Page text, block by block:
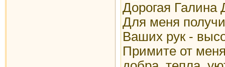
Дорогая Галина
Для меня
Ваших рук -
Примите от